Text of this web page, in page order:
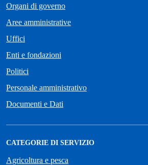
Organi di governo
Aree amministrative
Uffici
Enti e fondazioni
Politici
Personale amministrativo
Documenti e Dati
CATEGORIE DI SERVIZIO
Agricoltura e pesca